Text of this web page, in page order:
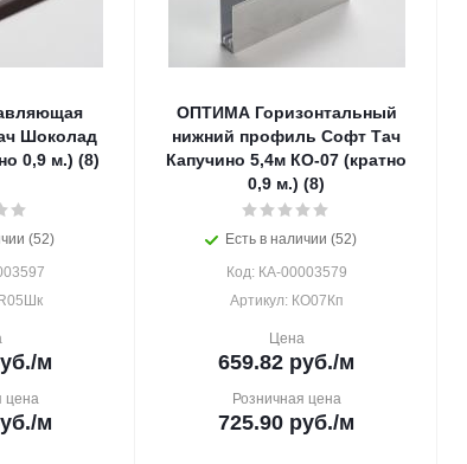
Шоколад
0,9 м.) (8)
(52)
/м
цена
/м
ОПТИМА Горизонтальный
нижний профиль Софт Тач
Капучино 5,4м КО-07 (кратно
0,9 м.) (8)
Есть в наличии (52)
Код: КА-00003579
Артикул: КО07Кп
Цена
659.82 руб./м
Розничная цена
725.90 руб./м